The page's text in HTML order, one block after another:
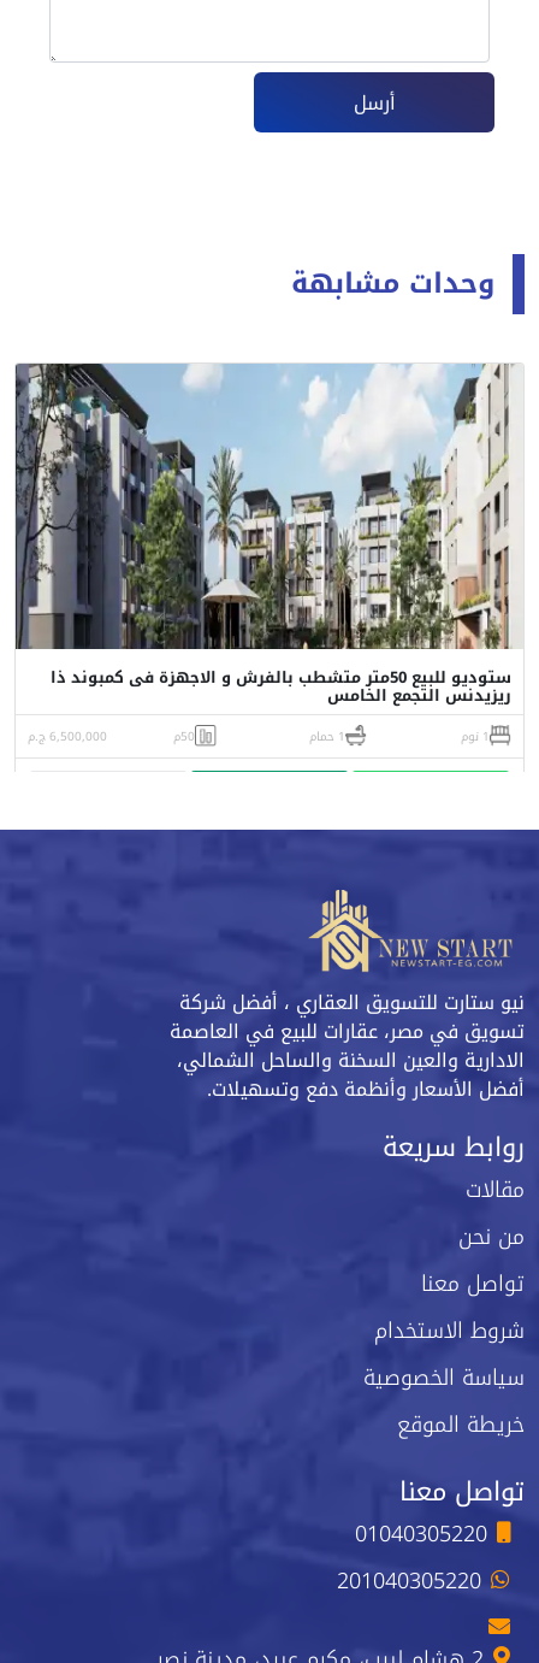
أرسل
وحدات مشابهة
ستوديو للبيع 50متر متشطب بالفرش و الاجهزة فى كمبوند ذا
ريزيدنس التجمع الخامس
1 نوم 1 حمام 50م 6,500,000 ج.م
نيو ستارت للتسويق العقاري ، أفضل شركة
تسويق في مصر، عقارات للبيع في العاصمة
الادارية والعين السخنة والساحل الشمالي،
أفضل الأسعار وأنظمة دفع وتسهيلات.
روابط سريعة
مقالات
من نحن
تواصل معنا
شروط الاستخدام
سياسة الخصوصية
خريطة الموقع
تواصل معنا
01040305220
201040305220